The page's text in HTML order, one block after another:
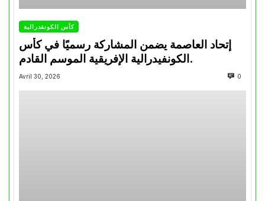
كأس الكونفدرالية
إتحاد العاصمة يضمن المشاركة رسميًا في كأس
الكونفيدرالية الإفريقية الموسم القادم.
Avril 30, 2026 0